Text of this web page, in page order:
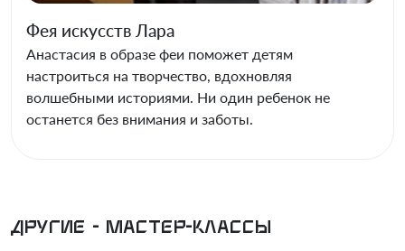
Фея искусств Лара
Анастасия в образе феи поможет детям
настроиться на творчество, вдохновляя
волшебными историями. Ни один ребенок не
останется без внимания и заботы.
Другие - Мастер-классы